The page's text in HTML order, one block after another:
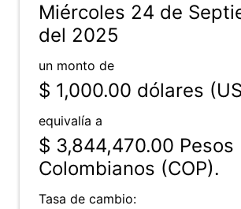
Miércoles 24 de
del 2025
un monto de
$ 1,000.00 dólares
equivalía a
$ 3,844,470.00 Pesos
Colombianos (COP).
Tasa de cambio: